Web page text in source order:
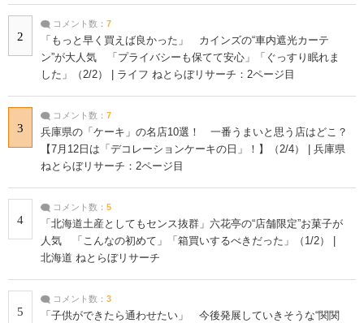
2
コメント数： 7
「もっと早く買えば良かった」 カインズの“車内遮光カーテ
ン”が大人気 「プライバシーも保てて安心」「ぐっすり眠れま
した」（2/2） | ライフ ねとらぼリサーチ：2ページ目
3
コメント数： 7
兵庫県の「ケーキ」の名店10選！ 一番うまいと思う店はどこ？
【7月12日は「デコレーションケーキの日」！】（2/4） | 兵庫県
ねとらぼリサーチ：2ページ目
4
コメント数： 5
「北海道土産としてもセンス抜群」六花亭の“店舗限定”お菓子が
人気 「こんなの初めて」「箱買いするべきだった」（1/2） |
北海道 ねとらぼリサーチ
5
コメント数： 3
「子供ができたら通わせたい」 今後発展していきそうな“関関